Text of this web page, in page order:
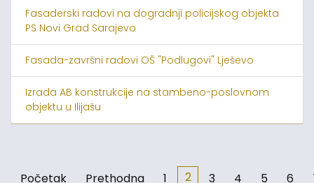
Fasaderski radovi na dogradnji policijskog objekta
PS Novi Grad Sarajevo
Fasada-završni radovi OŠ "Podlugovi" Lješevo
Izrada AB konstrukcije na stambeno-poslovnom
objektu u Ilijašu
Početak Prethodna 1 2 3 4 5 6